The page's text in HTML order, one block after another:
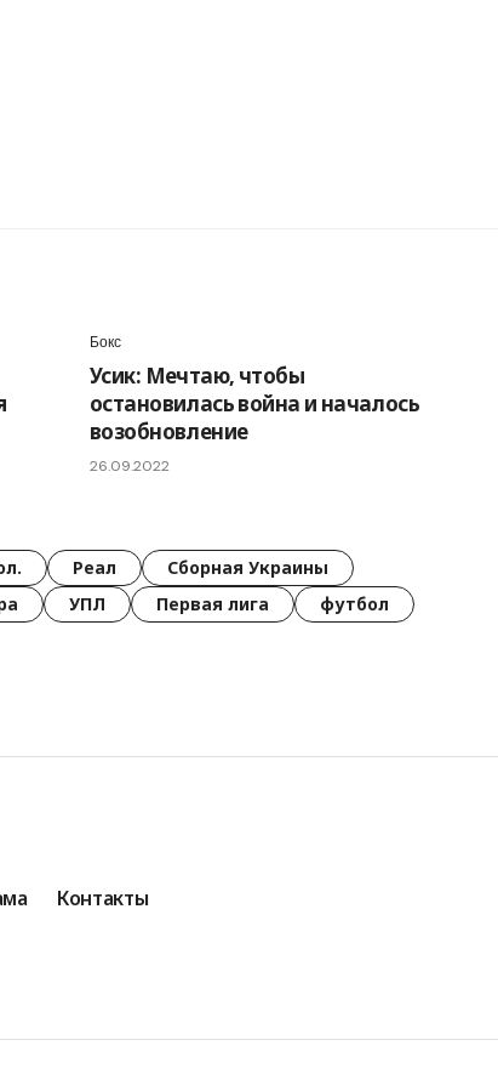
Бокс
Усик: Мечтаю, чтобы
остановилась война и началось
возобновление
26.09.2022
Реал
Сборная Украины
УПЛ Первая лига
футбол
Контакты